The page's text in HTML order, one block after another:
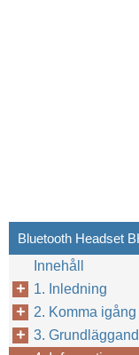
Bluetooth Headset
Innehåll
1. Inledning
2. Komma igång
3.